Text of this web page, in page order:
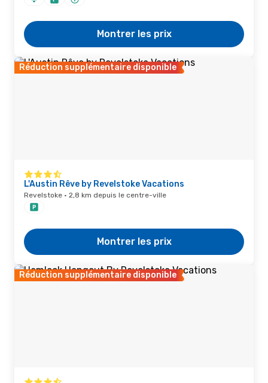
Montrer les prix
Réduction supplémentaire disponible
L'Austin Rêve by Revelstoke Vacations
Revelstoke · 2,8 km depuis le centre-ville
Montrer les prix
Réduction supplémentaire disponible